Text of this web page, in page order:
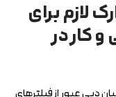
لازم برای
کار در